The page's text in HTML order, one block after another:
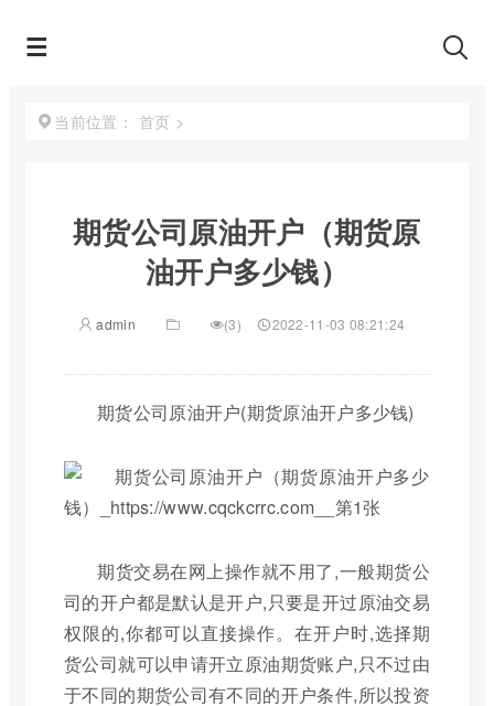
当前位置： 首页 >
期货公司原油开户（期货原
油开户多少钱）
admin (3) 2022-11-03 08:21:24
期货公司原油开户(期货原油开户多少钱)
期货交易在网上操作就不用了,一般期货公
司的开户都是默认是开户,只要是开过原油交易
权限的,你都可以直接操作。在开户时,选择期
货公司就可以申请开立原油期货账户,只不过由
于不同的期货公司有不同的开户条件,所以投资